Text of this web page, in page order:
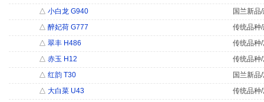
△ 小白龙 G940
国兰新品
△ 醉妃荷 G777
传统品种
△ 翠丰 H486
传统品种
△ 赤玉 H12
传统品种
△ 红韵 T30
国兰新品
△ 大白菜 U43
传统品种